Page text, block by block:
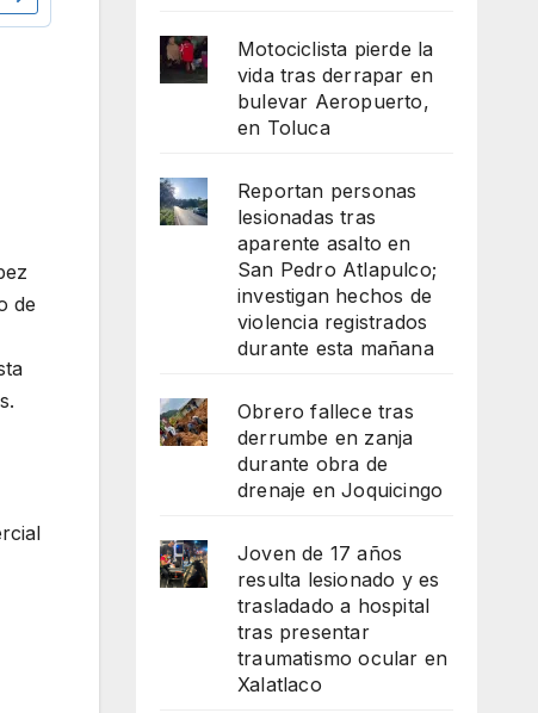
de
Motociclista pierde la
vida tras derrapar en
bulevar Aeropuerto,
en Toluca
Reportan personas
lesionadas tras
aparente asalto en
San Pedro Atlapulco;
investigan hechos de
violencia registrados
durante esta mañana
Obrero fallece tras
derrumbe en zanja
durante obra de
drenaje en Joquicingo
Joven de 17 años
resulta lesionado y es
trasladado a hospital
tras presentar
traumatismo ocular en
Xalatlaco